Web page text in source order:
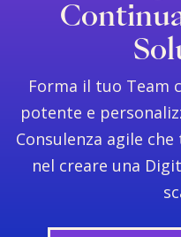
Forma il tuo Team
potente e
Consulenza agile
nel creare una